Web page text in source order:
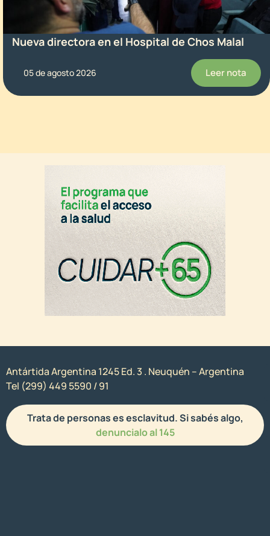
Nueva directora en el Hospital de Chos Malal
05 de agosto 2026 Leer nota
Antártida Argentina 1245 Ed. 3 . Neuquén – Argentina
Tel (299) 449 5590 / 91
Trata de personas es esclavitud. Si sabés algo,
denuncialo al 145